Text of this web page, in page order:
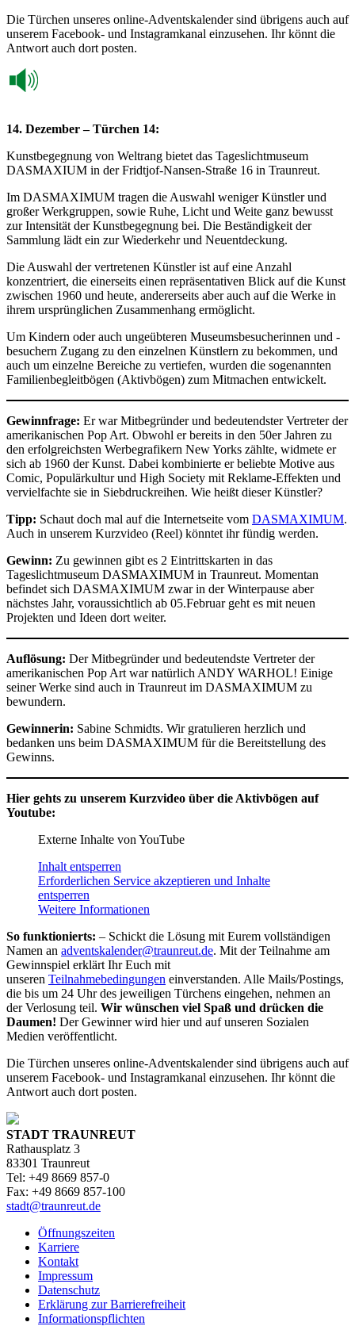
Die Türchen unseres online-Adventskalender sind übrigens auch auf
unserem Facebook- und Instagramkanal einzusehen. Ihr könnt die
Antwort auch dort posten.
14. Dezember – Türchen 14:
Kunstbegegnung von Weltrang bietet das Tageslichtmuseum
DASMAXIUM in der Fridtjof-Nansen-Straße 16 in Traunreut.
Im DASMAXIMUM tragen die Auswahl weniger Künstler und
großer Werkgruppen, sowie Ruhe, Licht und Weite ganz bewusst
zur Intensität der Kunstbegegnung bei. Die Beständigkeit der
Sammlung lädt ein zur Wiederkehr und Neuentdeckung.
Die Auswahl der vertretenen Künstler ist auf eine Anzahl
konzentriert, die einerseits einen repräsentativen Blick auf die Kunst
zwischen 1960 und heute, andererseits aber auch auf die Werke in
ihrem ursprünglichen Zusammenhang ermöglicht.
Um Kindern oder auch ungeübteren Museumsbesucherinnen und -
besuchern Zugang zu den einzelnen Künstlern zu bekommen, und
auch um einzelne Bereiche zu vertiefen, wurden die sogenannten
Familienbegleitbögen (Aktivbögen) zum Mitmachen entwickelt.
Gewinnfrage: Er war Mitbegründer und bedeutendster Vertreter der
amerikanischen Pop Art. Obwohl er bereits in den 50er Jahren zu
den erfolgreichsten Werbegrafikern New Yorks zählte, widmete er
sich ab 1960 der Kunst. Dabei kombinierte er beliebte Motive aus
Comic, Populärkultur und High Society mit Reklame-Effekten und
vervielfachte sie in Siebdruckreihen. Wie heißt dieser Künstler?
Tipp: Schaut doch mal auf die Internetseite vom DASMAXIMUM.
Auch in unserem Kurzvideo (Reel) könntet ihr fündig werden.
Gewinn: Zu gewinnen gibt es 2 Eintrittskarten in das
Tageslichtmuseum DASMAXIMUM in Traunreut. Momentan
befindet sich DASMAXIMUM zwar in der Winterpause aber
nächstes Jahr, voraussichtlich ab 05.Februar geht es mit neuen
Projekten und Ideen dort weiter.
Auflösung: Der Mitbegründer und bedeutendste Vertreter der
amerikanischen Pop Art war natürlich ANDY WARHOL! Einige
seiner Werke sind auch in Traunreut im DASMAXIMUM zu
bewundern.
Gewinnerin: Sabine Schmidts. Wir gratulieren herzlich und
bedanken uns beim DASMAXIMUM für die Bereitstellung des
Gewinns.
Hier gehts zu unserem Kurzvideo über die Aktivbögen auf
Youtube:
Externe Inhalte von YouTube
Inhalt entsperren
Erforderlichen Service akzeptieren und Inhalte
entsperren
Weitere Informationen
So funktionierts: – Schickt die Lösung mit Eurem vollständigen
Namen an adventskalender@traunreut.de. Mit der Teilnahme am
Gewinnspiel erklärt Ihr Euch mit
unseren Teilnahmebedingungen einverstanden. Alle Mails/Postings,
die bis um 24 Uhr des jeweiligen Türchens eingehen, nehmen an
der Verlosung teil. Wir wünschen viel Spaß und drücken die
Daumen! Der Gewinner wird hier und auf unseren Sozialen
Medien veröffentlicht.
Die Türchen unseres online-Adventskalender sind übrigens auch auf
unserem Facebook- und Instagramkanal einzusehen. Ihr könnt die
Antwort auch dort posten.
STADT TRAUNREUT
Rathausplatz 3
83301 Traunreut
Tel: +49 8669 857-0
Fax: +49 8669 857-100
stadt@traunreut.de
Öffnungszeiten
Karriere
Kontakt
Impressum
Datenschutz
Erklärung zur Barrierefreiheit
Informationspflichten